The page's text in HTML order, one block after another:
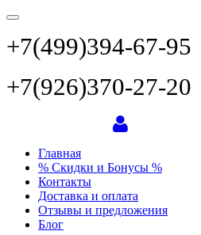
+7(499)394-67-95
+7(926)370-27-20
Главная
% Скидки и Бонусы %
Контакты
Доставка и оплата
Отзывы и предложения
Блог